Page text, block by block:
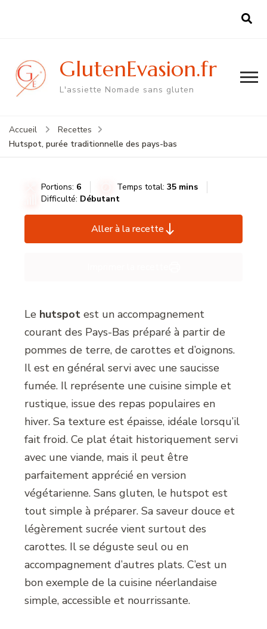
GlutenEvasion.fr
L'assiette Nomade sans gluten
Accueil
Recettes
Hutspot, purée traditionnelle des pays-bas
Portions: 6 Temps total:35 mins
Difficulté: Débutant
Aller à la recette
Le hutspot est un accompagnement
courant des Pays-Bas préparé à partir de
pommes de terre, de carottes et d’oignons.
Il est en général servi avec une saucisse
fumée. Il représente une cuisine simple et
rustique, issue des repas populaires en
hiver. Sa texture est épaisse, idéale lorsqu’il
fait froid. Ce plat était historiquement servi
avec une viande, mais il peut être
parfaitement apprécié en version
végétarienne. Sans gluten, le hutspot est
tout simple à préparer. Sa saveur douce et
légèrement sucrée vient surtout des
carottes. Il se déguste seul ou en
accompagnement d’autres plats. C’est un
bon exemple de la cuisine néerlandaise
simple, accessible et nourrissante.